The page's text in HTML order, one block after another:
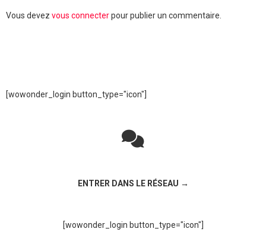
Vous devez vous connecterpour publier un commentaire.
[wowonder_login button_type="icon"]
ENTRER DANS LE RÉSEAU →
[wowonder_login button_type="icon"]